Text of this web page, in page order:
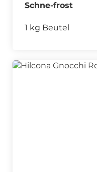
Schne-frost
1 kg Beutel